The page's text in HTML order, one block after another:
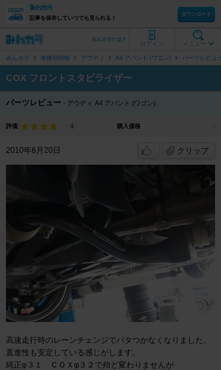
記事を保存していつでも見られる！
ダウンロード
メニュー
ログイン
みんカラとは？
みんカラ 車種別情報 アウディ A4 アバント (ワゴン) パーツレビュ
COX フロントスタビライザー
パーツレビュー アウディ A4 アバント (ワゴン)
評価 4 購入価格 -
2010年6月20日 クリップ
高速走行時のレーンチェンジでバタつかなくなりました。
直進性も安定している感じがします。
純正φ３１ ＣＯＸφ３２で殆ど変わりませんが